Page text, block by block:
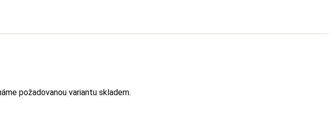
požadovanou variantu skladem.